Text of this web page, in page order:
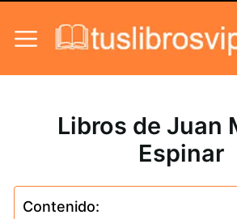
Libros de Juan
Espinar
Contenido: